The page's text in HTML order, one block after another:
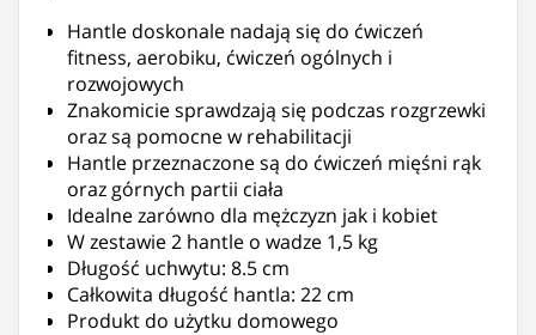
Hantle doskonale nadają się do ćwiczeń
fitness, aerobiku, ćwiczeń ogólnych i
rozwojowych
Znakomicie sprawdzają się podczas rozgrzewki
oraz są pomocne w rehabilitacji
Hantle przeznaczone są do ćwiczeń mięśni rąk
oraz górnych partii ciała
Idealne zarówno dla mężczyzn jak i kobiet
W zestawie 2 hantle o wadze 1,5 kg
Długość uchwytu: 8.5 cm
Całkowita długość hantla: 22 cm
Produkt do użytku domowego